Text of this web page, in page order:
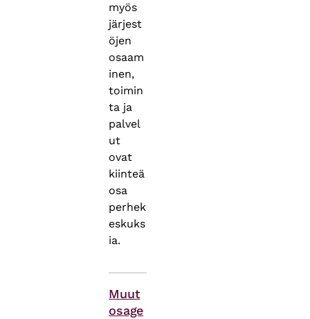
myös
järjest
öjen
osaam
inen,
toimin
ta ja
palvel
ut
ovat
kiinteä
osa
perhek
eskuks
ia.
Muut
osage